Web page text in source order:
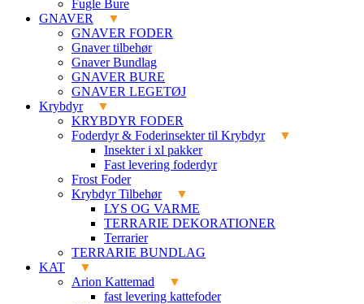
Fugle Bure
GNAVER
GNAVER FODER
Gnaver tilbehør
Gnaver Bundlag
GNAVER BURE
GNAVER LEGETØJ
Krybdyr
KRYBDYR FODER
Foderdyr & Foderinsekter til Krybdyr
Insekter i xl pakker
Fast levering foderdyr
Frost Foder
Krybdyr Tilbehør
LYS OG VARME
TERRARIE DEKORATIONER
Terrarier
TERRARIE BUNDLAG
KAT
Arion Kattemad
fast levering kattefoder